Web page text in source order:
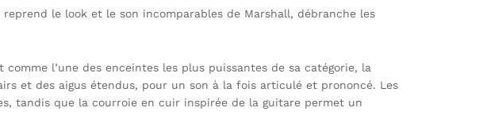
le look et le son incomparables de Marshall, débranche les
l’une des enceintes les plus puissantes de sa catégorie, la
et des aigus étendus, pour un son à la fois articulé et prononcé. Les
tandis que la courroie en cuir inspirée de la guitare permet un